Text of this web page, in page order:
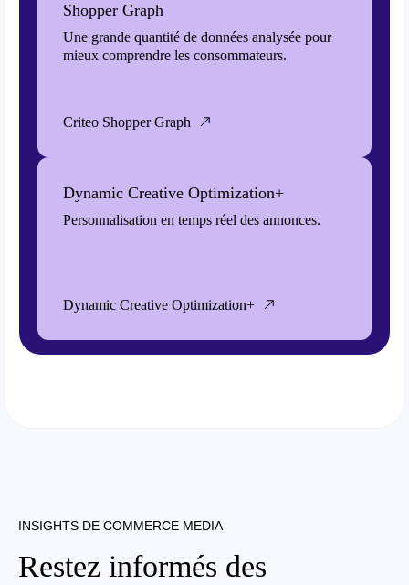
Shopper Graph
Une grande quantité de données analysée pour
mieux comprendre les consommateurs.
Criteo Shopper Graph
Dynamic Creative Optimization+
Personnalisation en temps réel des annonces.
Dynamic Creative Optimization+
INSIGHTS DE COMMERCE MEDIA
Restez informés des